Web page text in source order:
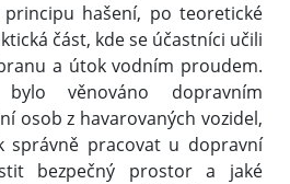
hašení, po teoretické
část, kde se účastníci učili
a útok vodním proudem.
věnováno dopravním
osob z havarovaných vozidel,
správně pracovat u dopravní
bezpečný prostor a jaké